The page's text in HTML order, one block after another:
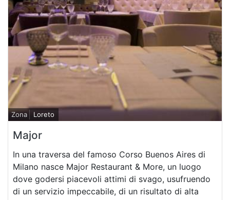
Zona Loreto
Major
In una traversa del famoso Corso Buenos Aires di
Milano nasce Major Restaurant & More, un luogo
dove godersi piacevoli attimi di svago, usufruendo
di un servizio impeccabile, di un risultato di alta